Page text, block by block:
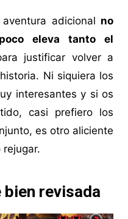
adicional no
eleva tanto el
justificar volver a
Ni siquiera los
interesantes y si os
casi prefiero los
es otro aliciente
bien revisada